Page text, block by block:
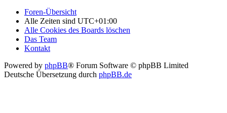
Foren-Übersicht
Alle Zeiten sind UTC+01:00
Alle Cookies des Boards löschen
Das Team
Kontakt
Powered by phpBB® Forum Software © phpBB Limited
Deutsche Übersetzung durch phpBB.de